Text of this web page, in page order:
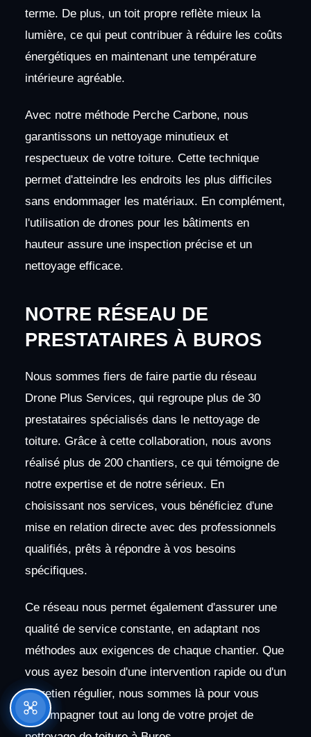
terme. De plus, un toit propre reflète mieux la
lumière, ce qui peut contribuer à réduire les coûts
énergétiques en maintenant une température
intérieure agréable.
Avec notre méthode Perche Carbone, nous
garantissons un nettoyage minutieux et
respectueux de votre toiture. Cette technique
permet d'atteindre les endroits les plus difficiles
sans endommager les matériaux. En complément,
l'utilisation de drones pour les bâtiments en
hauteur assure une inspection précise et un
nettoyage efficace.
NOTRE RÉSEAU DE
PRESTATAIRES À BUROS
Nous sommes fiers de faire partie du réseau
Drone Plus Services, qui regroupe plus de 30
prestataires spécialisés dans le nettoyage de
toiture. Grâce à cette collaboration, nous avons
réalisé plus de 200 chantiers, ce qui témoigne de
notre expertise et de notre sérieux. En
choisissant nos services, vous bénéficiez d'une
mise en relation directe avec des professionnels
qualifiés, prêts à répondre à vos besoins
spécifiques.
Ce réseau nous permet également d'assurer une
qualité de service constante, en adaptant nos
méthodes aux exigences de chaque chantier. Que
vous ayez besoin d'une intervention rapide ou d'un
entretien régulier, nous sommes là pour vous
accompagner tout au long de votre projet de